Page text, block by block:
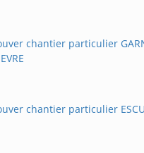
chantier particulier
chantier particulier